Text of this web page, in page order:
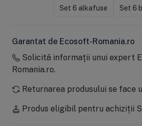
Set 6 alkafuse Set 6
Garantat de Ecosoft-Romania.ro
Solicită informații unui expert
Romania.ro.
Returnarea produsului se face
Produs eligibil pentru achiziții